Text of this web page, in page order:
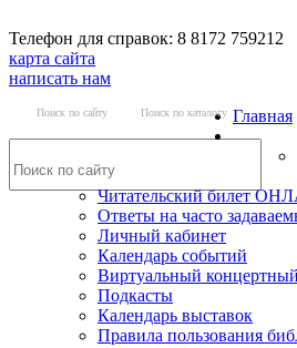
Телефон для справок: 8 8172 759212
карта сайта
написать нам
Поиск по сайту Поиск по каталогу Главная
Читательский билет
Ответы на часто
Личный кабинет
Календарь событий
Виртуальный
Подкасты
Календарь выставок
Правила пользования